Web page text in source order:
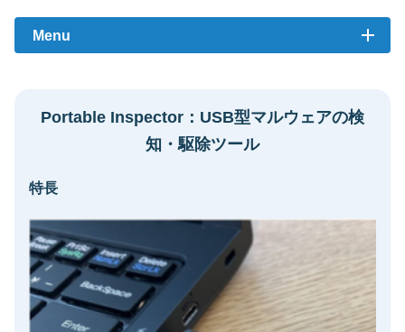
Menu
Portable Inspector：USB型マルウェアの検
知・駆除ツール
特長